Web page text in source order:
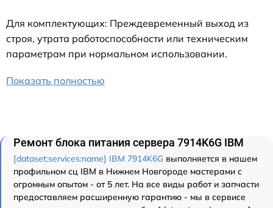
Для комплектующих: Преждевременный выход из
строя, утрата работоспособности или техническим
параметрам при нормальном использовании.
Показать полностью
Ремонт блока питания сервера 7914K6G IBM
[dataset:services:name] IBM 7914K6G выполняется в нашем
профильном сц IBM в Нижнем Новгороде мастерами с
огромным опытом - от 5 лет. На все виды работ и запчасти
предоставляем расширенную гарантию - мы в сервисе